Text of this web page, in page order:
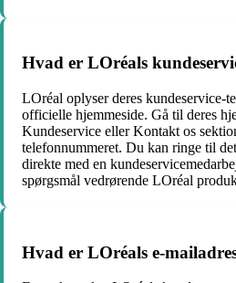
Hvad er LOréals
LOréal oplyser deres kundeservice-
officielle hjemmeside. Gå til deres
Kundeservice eller Kontakt os
telefonnummeret. Du kan ringe til
direkte med en
spørgsmål vedrørende LOréal
Hvad er LOréals e-